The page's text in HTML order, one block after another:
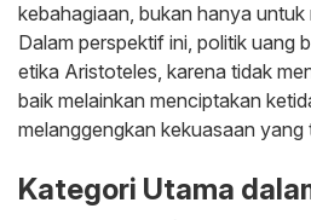
kebahagiaan, bukan hanya
Dalam perspektif ini, politik uang
etika Aristoteles, karena tidak
baik melainkan menciptakan
melanggengkan kekuasaan yang
Kategori Utama